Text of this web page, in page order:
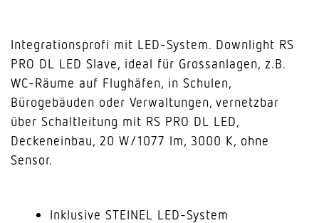
Integrationsprofi mit LED-System. Downlight RS
PRO DL LED Slave, ideal für Grossanlagen, z.B.
WC-Räume auf Flughäfen, in Schulen,
Bürogebäuden oder Verwaltungen, vernetzbar
über Schaltleitung mit RS PRO DL LED,
Deckeneinbau, 20 W/1077 lm, 3000 K, ohne
Sensor.
Inklusive STEINEL LED-System